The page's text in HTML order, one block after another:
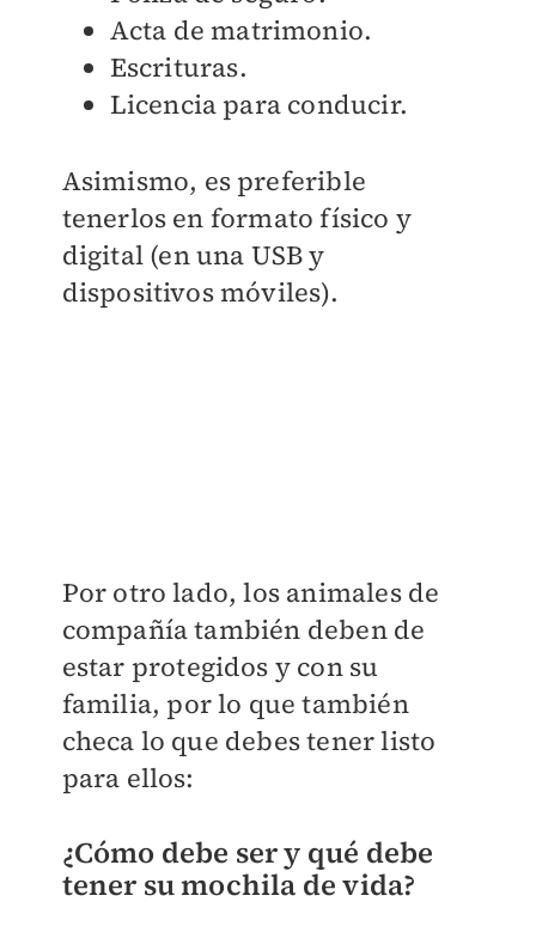
Acta de matrimonio.
Escrituras.
Licencia para conducir.
Asimismo, es preferible
tenerlos en formato físico y
digital (en una USB y
dispositivos móviles).
Por otro lado, los animales de
compañía también deben de
estar protegidos y con su
familia, por lo que también
checa lo que debes tener listo
para ellos:
¿Cómo debe ser y qué debe
tener su mochila de vida?